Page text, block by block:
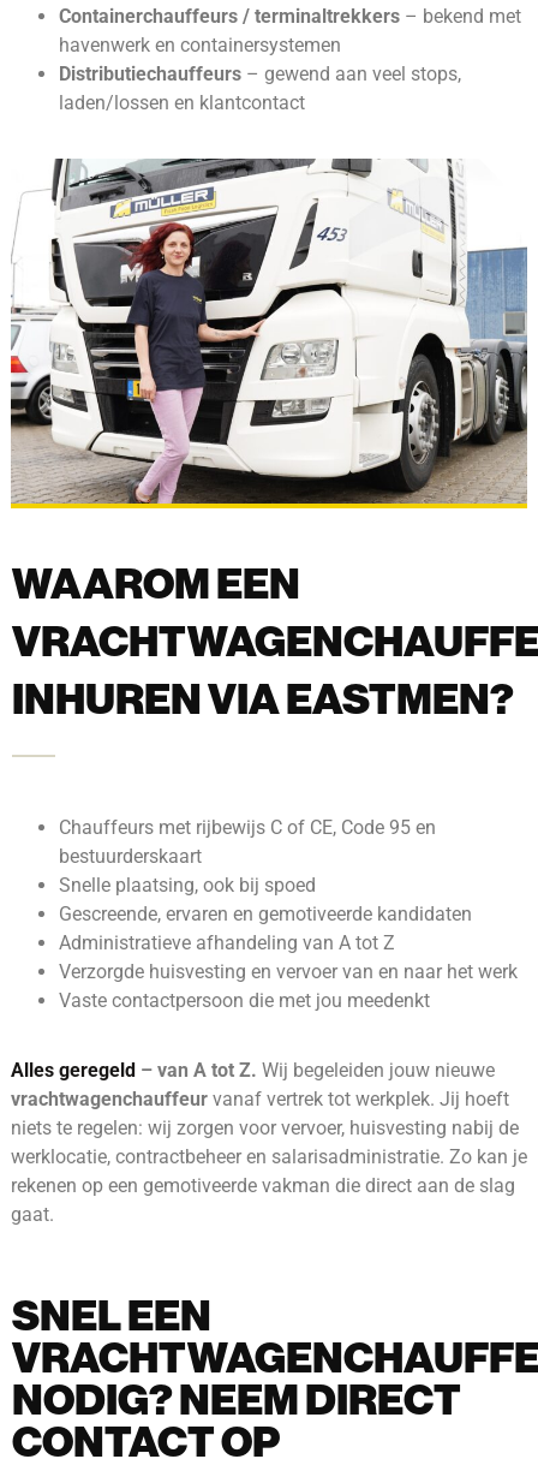
Containerchauffeurs / terminaltrekkers – bekend met
havenwerk en containersystemen
Distributiechauffeurs – gewend aan veel stops,
laden/lossen en klantcontact
WAAROM EEN
INHUREN VIA EASTMEN?
Chauffeurs met rijbewijs C of CE, Code 95 en
bestuurderskaart
Snelle plaatsing, ook bij spoed
Gescreende, ervaren en gemotiveerde kandidaten
Administratieve afhandeling van A tot Z
Verzorgde huisvesting en vervoer van en naar het werk
Vaste contactpersoon die met jou meedenkt
Alles geregeld – van A tot Z. Wij begeleiden jouw nieuwe
vrachtwagenchauffeur vanaf vertrek tot werkplek. Jij hoeft
niets te regelen: wij zorgen voor vervoer, huisvesting nabij de
werklocatie, contractbeheer en salarisadministratie. Zo kan je
rekenen op een gemotiveerde vakman die direct aan de slag
gaat.
SNEL EEN
NODIG? NEEM DIRECT
CONTACT OP